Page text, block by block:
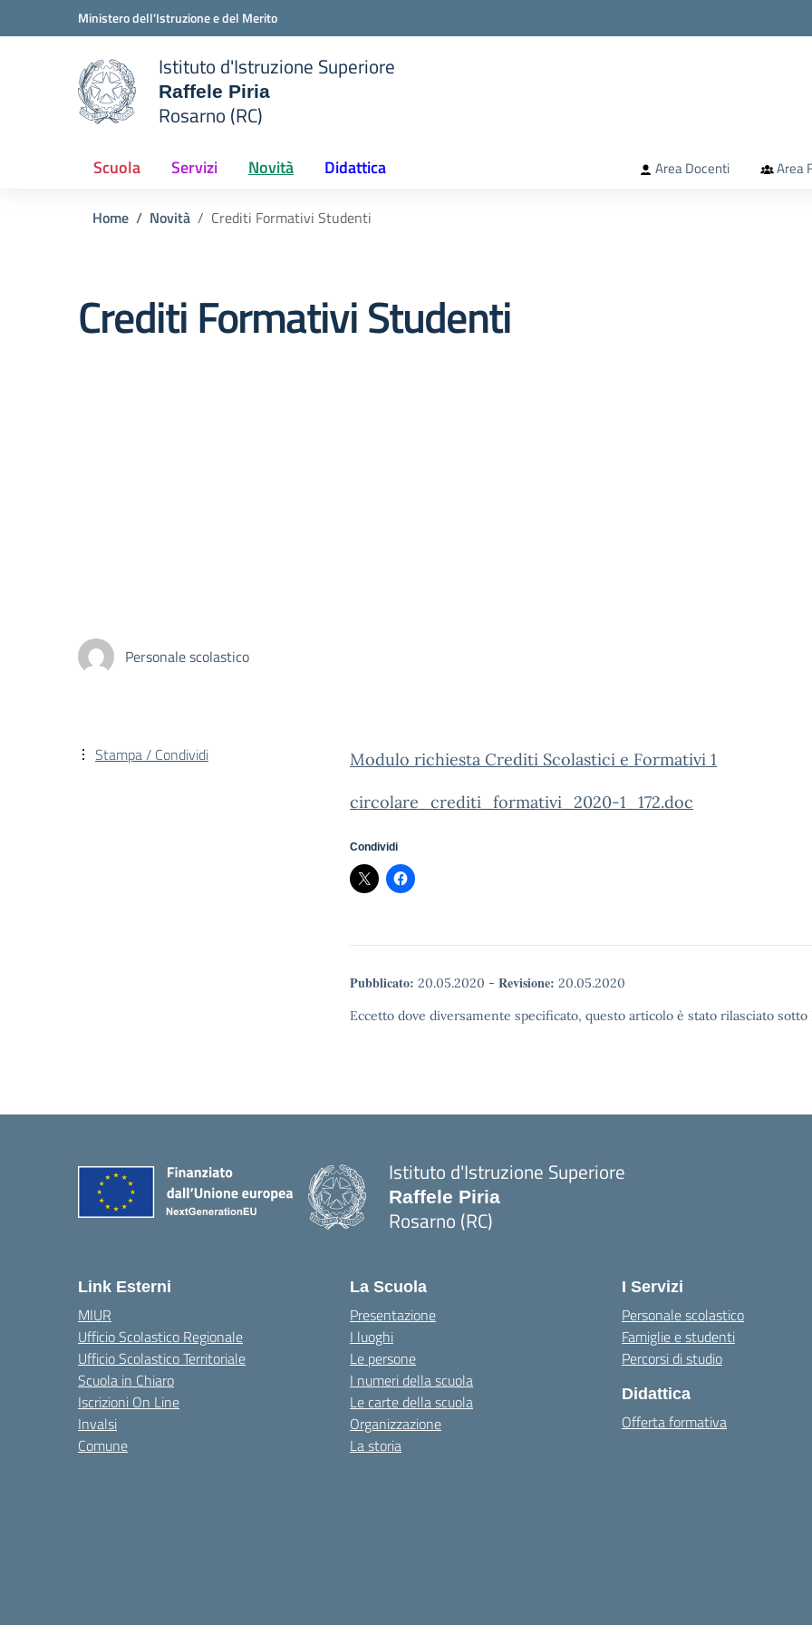
Vai ai contenuti
Vai al menu di navigazioneMinistero dell'Istruzione e del Merito
scuola
Istituto d'Istruzione Superiore
Raffele Piria
Rosarno (RC)
Scuola Servizi Novità Didattica Area Docenti Area
Home Novità Crediti Formativi Studenti
Crediti Formativi Studenti
Personale scolastico
Modulo richiesta Crediti Scolastici e Formativi 1
circolare_crediti_formativi_2020-1_172.doc
Condividi
Pubblicato: 20.05.2020 - Revisione: 20.05.2020
Eccetto dove diversamente specificato, questo articolo è stato rilasciato
Stampa / Condividi
Istituto d'Istruzione Superiore
Raffele Piria
Rosarno (RC)
Link Esterni
MIUR
Ufficio Scolastico Regionale
Ufficio Scolastico Territoriale
Scuola in Chiaro
Iscrizioni On Line
Invalsi
Comune
La Scuola
Presentazione
I luoghi
Le persone
I numeri della scuola
Le carte della scuola
Organizzazione
La storia
I Servizi
Personale scolastico
Famiglie e studenti
Percorsi di studio
Didattica
Offerta formativa